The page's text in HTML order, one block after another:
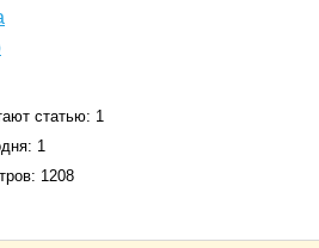
статью: 1
1
1208